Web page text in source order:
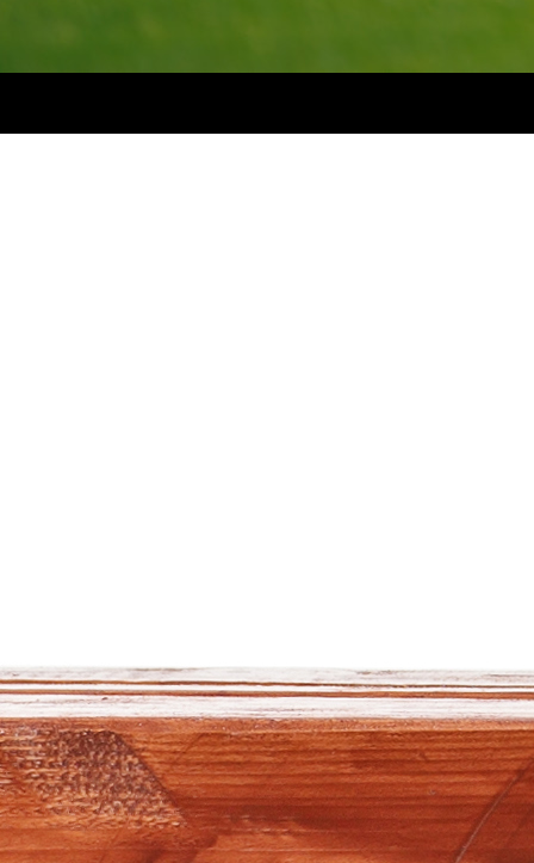
najbolji poklon mladom fudbaleru
7 mjesec 2 sedmica